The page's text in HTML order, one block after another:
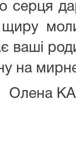
серця
щиру
ваші
на